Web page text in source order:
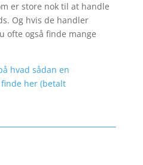
er store nok til at handle
Og hvis de handler
ofte også finde mange
hvad sådan en
her (betalt